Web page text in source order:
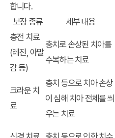
합니다.
보장 종류
세부 내용
충전 치료
(레진, 아말
감 등)
충치로 손상된 치아를
수복하는 치료
크라운 치
료
충치 등으로 치아 손상
이 심해 치아 전체를 씌
우는 치료